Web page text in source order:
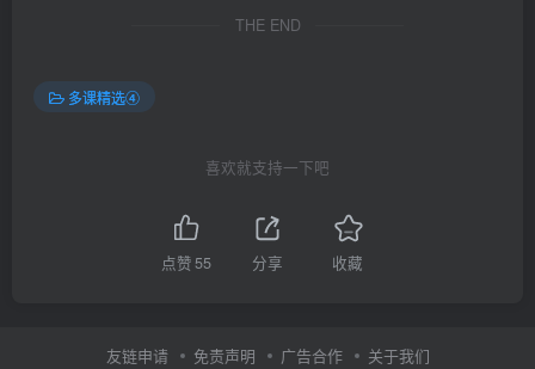
THE END
多课精选④
喜欢就支持一下吧
点赞 55 分享 收藏
友链申请 免责声明 广告合作 关于我们